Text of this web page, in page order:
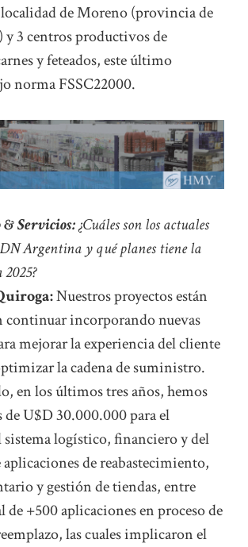
de Moreno (provincia de
y 3 centros productivos de
y feteados, este último
norma FSSC22000.
Servicios:¿Cuáles son los actuales
Argentina y qué planes tiene la
Nuestros proyectos están
continuar incorporando nuevas
mejorar la experiencia del cliente
la cadena de suministro.
en los últimos tres años, hemos
U$D 30.000.000 para el
sistema logístico, financiero y del
aplicaciones de reabastecimiento,
y gestión de tiendas, entre
+500 aplicaciones en proceso de
las cuales implicaron el